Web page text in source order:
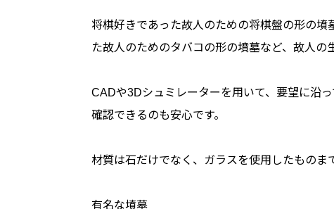
将棋好きであった故人のための将棋盤の形の
た故人のためのタバコの形の墳墓など、故人の
CADや3Dシュミレーターを用いて、要望に沿
確認できるのも安心です。
材質は石だけでなく、ガラスを使用したものま
有名な墳墓